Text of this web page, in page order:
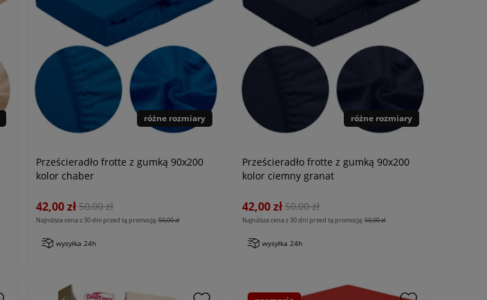
różne rozmiary
Prześcieradło frotte z gumką 90x200
kolor chaber
42,00 zł 50,00 zł
Najniższa cena z 30 dni przed tą promocją:50,00 zł
wysyłka 24h
różne rozmiary
Prześcieradło frotte z gumką 90x200
kolor ciemny granat
42,00 zł 50,00 zł
Najniższa cena z 30 dni przed tą promocją:50,00 zł
wysyłka 24h